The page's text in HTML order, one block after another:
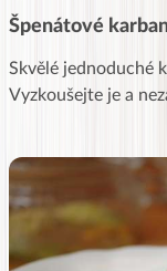
Špenátové
Skvělé jednoduché
Vyzkoušejte je a